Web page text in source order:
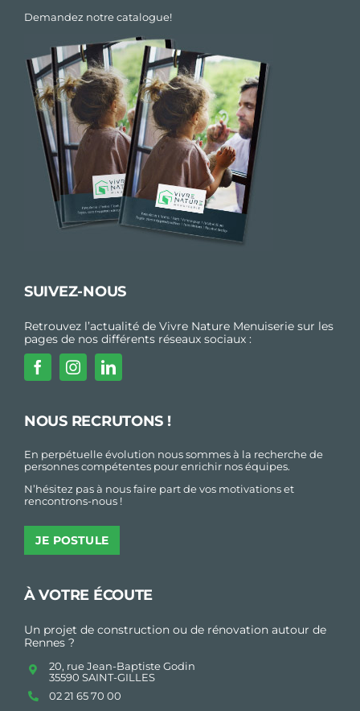
Demandez notre catalogue!
SUIVEZ-NOUS
Retrouvez l’actualité de Vivre Nature Menuiserie sur les
pages de nos différents réseaux sociaux :
NOUS RECRUTONS !
En perpétuelle évolution nous sommes à la recherche de
personnes compétentes pour enrichir nos équipes.
N’hésitez pas à nous faire part de vos motivations et
rencontrons-nous !
JE POSTULE
À VOTRE ÉCOUTE
Un projet de construction ou de rénovation autour de
Rennes ?
20, rue Jean-Baptiste Godin
35590 SAINT-GILLES
02 21 65 70 00